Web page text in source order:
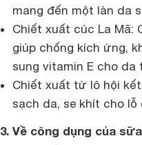
mang đến một làn da
Chiết xuất cúc La Mã:
giúp chống kích ứng,
sung vitamin E cho da
Chiết xuất từ lô hội
sạch da, se khít cho
3. Về công dụng của